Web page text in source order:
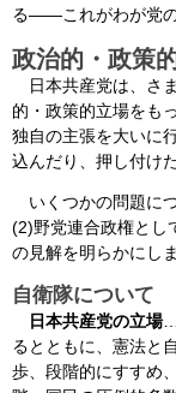
る――これがわが党の
政治的・政策
日本共産党は、さ
的・政策的立場をも
独自の主張を大いに
込んだり、押し付け
いくつかの問題に
(2)野党連合政権とし
の見解を明らかにしま
自衛隊について
日本共産党の立場
るとともに、憲法と
歩、段階的にすすめ